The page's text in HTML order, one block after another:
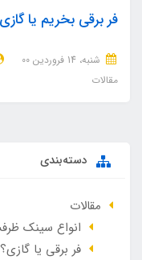
فر برقی بخریم یا
شنبه، 14 فروردین 00
مقالات
دسته‌بندی
مقالات
انواع سینک
فر برقی یا گازی؟